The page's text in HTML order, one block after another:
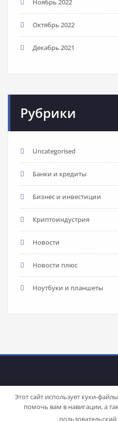
Ноябрь 2022
Октябрь 2022
Декабрь 2021
Рубрики
Uncategorised
Банки и кредиты
Бизнес и инвестиции
Криптоиндустрия
Новости
Новости плюс
Ноутбуки и планшеты
WordPress |
Этот сайт использует куки-
помочь вам в навигации, а